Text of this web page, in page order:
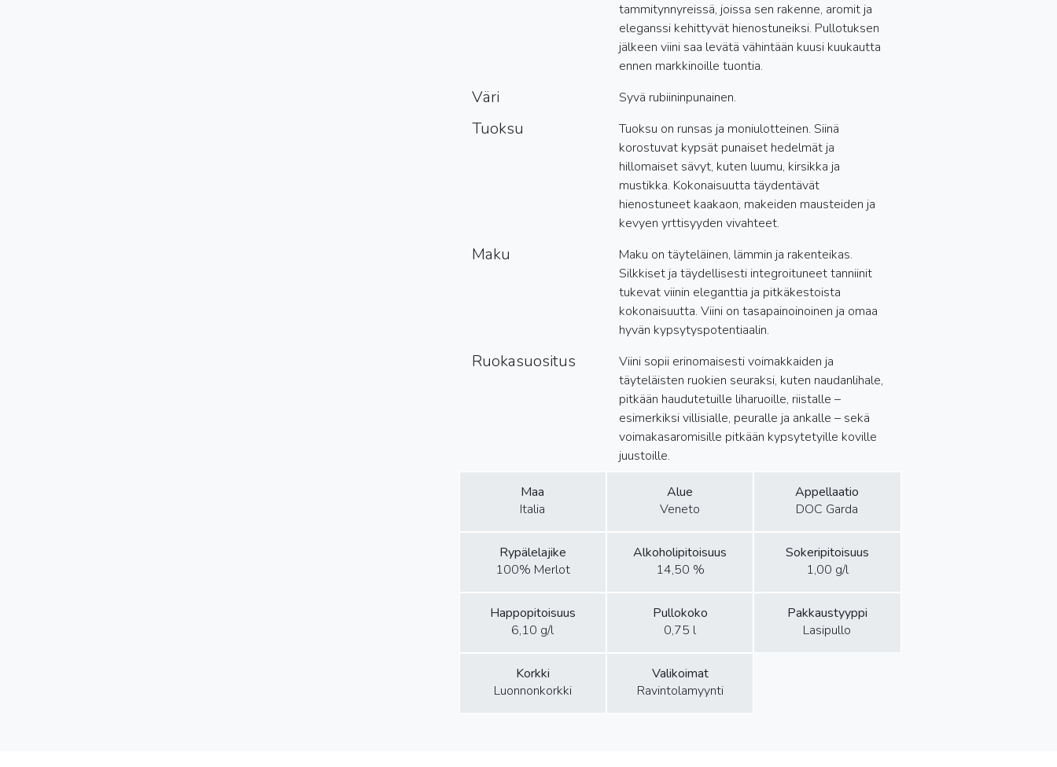
tammitynnyreissä, joissa sen rakenne, aromit ja
eleganssi kehittyvät hienostuneiksi. Pullotuksen
jälkeen viini saa levätä vähintään kuusi kuukautta
ennen markkinoille tuontia.
Väri Syvä rubiininpunainen.
Tuoksu
Tuoksu on runsas ja moniulotteinen. Siinä
korostuvat kypsät punaiset hedelmät ja
hillomaiset sävyt, kuten luumu, kirsikka ja
mustikka. Kokonaisuutta täydentävät
hienostuneet kaakaon, makeiden mausteiden ja
kevyen yrttisyyden vivahteet.
Maku
Maku on täyteläinen, lämmin ja rakenteikas.
Silkkiset ja täydellisesti integroituneet tanniinit
tukevat viinin eleganttia ja pitkäkestoista
kokonaisuutta. Viini on tasapainoinoinen ja omaa
hyvän kypsytyspotentiaalin.
Ruokasuositus
Viini sopii erinomaisesti voimakkaiden ja
täyteläisten ruokien seuraksi, kuten naudanlihale,
pitkään haudutetuille liharuoille, riistalle –
esimerkiksi villisialle, peuralle ja ankalle – sekä
voimakasaromisille pitkään kypsytetyille koville
juustoille.
Maa
Italia
Alue
Veneto
Appellaatio
DOC Garda
Rypälelajike
100% Merlot
Alkoholipitoisuus
14,50 %
Sokeripitoisuus
1,00 g/l
Happopitoisuus
6,10 g/l
Pullokoko
0,75 l
Pakkaustyyppi
Lasipullo
Korkki
Luonnonkorkki
Valikoimat
Ravintolamyynti